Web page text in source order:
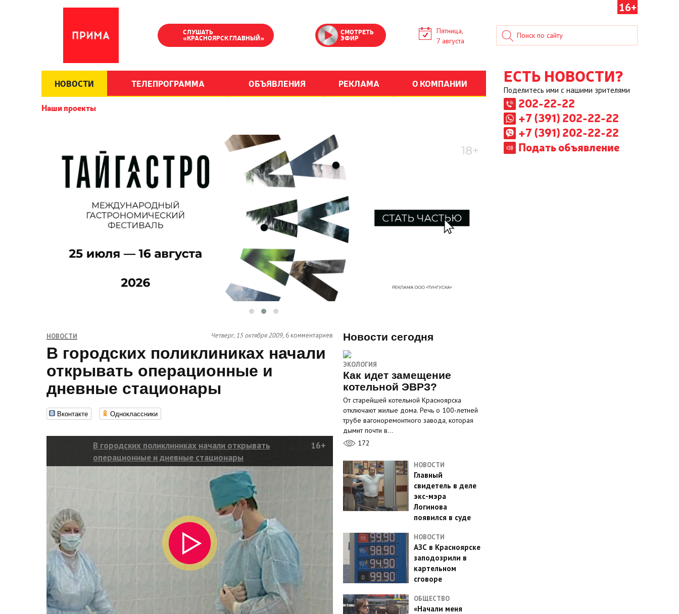
16+
СЛУШАТЬ
«КРАСНОЯРСК ГЛАВНЫЙ»
СМОТРЕТЬ
ЭФИР
Пятница,
7 августа
НОВОСТИ ТЕЛЕПРОГРАММА ОБЪЯВЛЕНИЯ РЕКЛАМА О КОМПАНИИ
Наши проекты
ЕСТЬ НОВОСТИ?
Поделитесь ими с нашими зрителями
202-22-22
+7 (391) 202-22-22
+7 (391) 202-22-22
Подать объявление
НОВОСТИ Четверг, 15 октября 2009, 6 комментариев
В городских поликлиниках начали
открывать операционные и
дневные стационары
Вконтакте Одноклассники
В городских поликлиниках начали открывать
операционные и дневные стационары
16+
Новости сегодня
ЭКОЛОГИЯ
Как идет замещение
котельной ЭВРЗ?
От старейшей котельной Красноярска
отключают жилые дома. Речь о 100‑летней
трубе вагоноремонтного завода, которая
дымит почти в…
172
НОВОСТИ
Главный
свидетель в деле
экс-мэра
Логинова
появился в суде
НОВОСТИ
АЗС в Красноярске
заподозрили в
картельном
сговоре
ОБЩЕСТВО
«Начали меня